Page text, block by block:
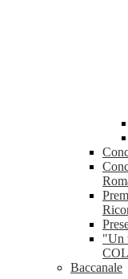
"Un
Baccanale